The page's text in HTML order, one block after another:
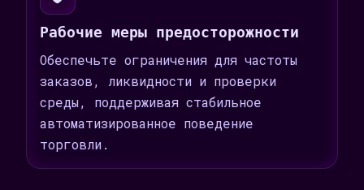
Рабочие меры предосторожности
Обеспечьте ограничения для частоты
заказов, ликвидности и проверки
среды, поддерживая стабильное
автоматизированное поведение
торговли.